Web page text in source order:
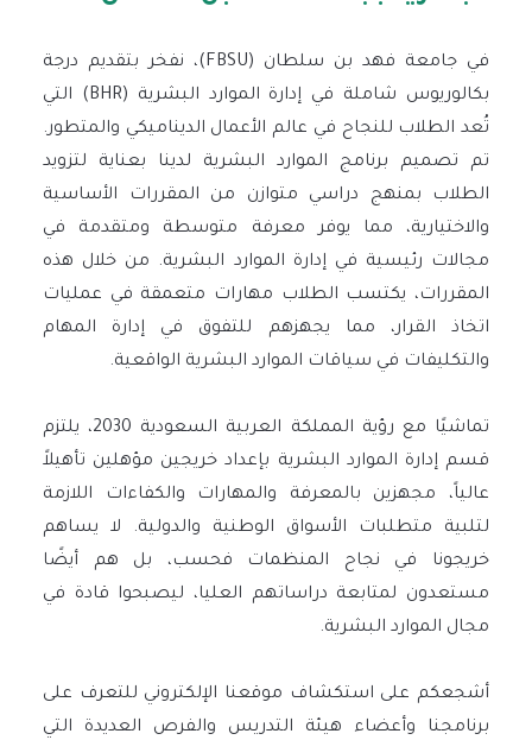
في جامعة فهد بن سلطان (FBSU)، نفخر بتقديم درجة
بكالوريوس شاملة في إدارة الموارد البشرية (BHR) التي
تُعد الطلاب للنجاح في عالم الأعمال الديناميكي والمتطور.
تم تصميم برنامج الموارد البشرية لدينا بعناية لتزويد
الطلاب بمنهج دراسي متوازن من المقررات الأساسية
والاختيارية، مما يوفر معرفة متوسطة ومتقدمة في
مجالات رئيسية في إدارة الموارد البشرية. من خلال هذه
المقررات، يكتسب الطلاب مهارات متعمقة في عمليات
اتخاذ القرار، مما يجهزهم للتفوق في إدارة المهام
والتكليفات في سياقات الموارد البشرية الواقعية.
تماشيًا مع رؤية المملكة العربية السعودية 2030، يلتزم
قسم إدارة الموارد البشرية بإعداد خريجين مؤهلين تأهيلاً
عالياً، مجهزين بالمعرفة والمهارات والكفاءات اللازمة
لتلبية متطلبات الأسواق الوطنية والدولية. لا يساهم
خريجونا في نجاح المنظمات فحسب، بل هم أيضًا
مستعدون لمتابعة دراساتهم العليا، ليصبحوا قادة في
مجال الموارد البشرية.
أشجعكم على استكشاف موقعنا الإلكتروني للتعرف على
برنامجنا وأعضاء هيئة التدريس والفرص العديدة التي